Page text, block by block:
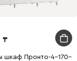
шкаф Пронто-4-170-